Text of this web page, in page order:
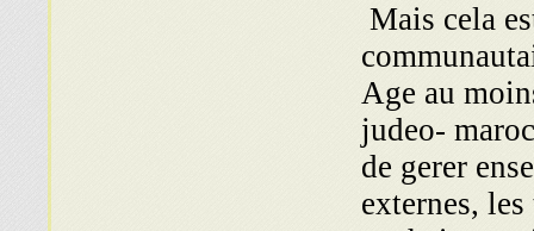
Mais cela
Age au
judeo-
de gerer
externes,